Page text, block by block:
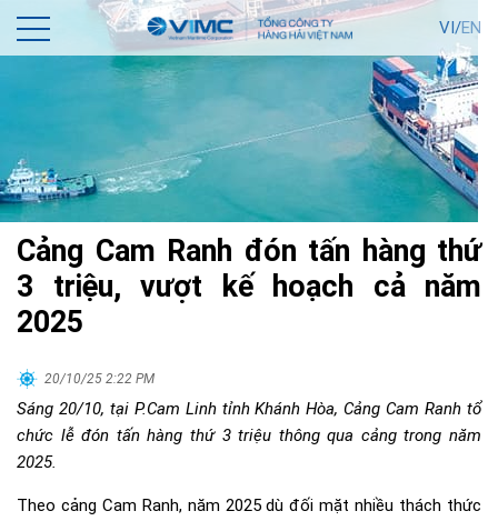
VI/EN
Cảng Cam Ranh đón tấn hàng thứ
3 triệu, vượt kế hoạch cả năm
2025
20/10/25 2:22 PM
Sáng 20/10, tại P.Cam Linh tỉnh Khánh Hòa, Cảng Cam Ranh tổ
chức lễ đón tấn hàng thứ 3 triệu thông qua cảng trong năm
2025.
Theo cảng Cam Ranh, năm 2025 dù đối mặt nhiều thách thức